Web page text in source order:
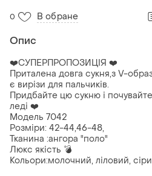
0 В обране
Опис
❤️СУПЕРПРОПОЗИЦІЯ ❤️
Приталена довга сукня,з V-
є вирізи для пальчиків.
Придбайте цю сукню і
леді ❤️
Модель 7042
Розміри: 42-44,46-48,
Тканина :ангора "поло"
Люкс якість 💣
Кольори:молочний, ліловий,